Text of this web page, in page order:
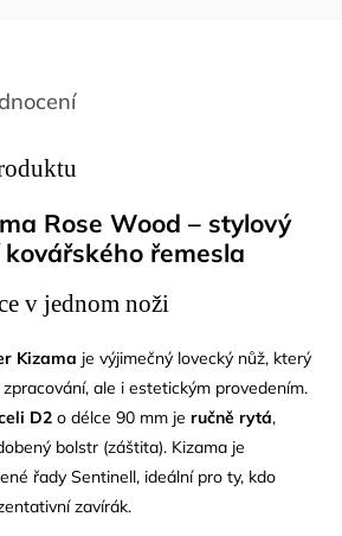
Rose Wood – stylový
řemesla
v jednom noži
Kizama je výjimečný lovecký nůž, který
ale i estetickým provedením.
D2 o délce 90 mm je ručně rytá,
bolstr (záštita). Kizama je
řady Sentinell, ideální pro ty, kdo
zavírák.